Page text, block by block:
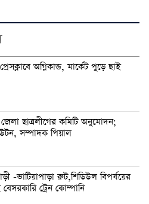
অগ্নিকান্ড, মার্কেট পুড়ে ছাই
ছাত্রলীগের কমিটি অনুমোদন;
সম্পাদক পিয়াল
-ভাটিয়াপাড়া রুট,শিডিউল বিপর্যয়ের
বেসরকারি ট্রেন কোম্পানি